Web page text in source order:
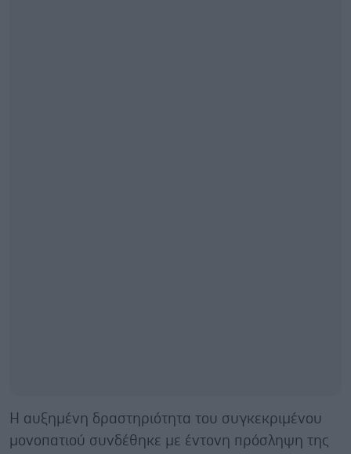
Η αυξημένη δραστηριότητα του συγκεκριμένου
μονοπατιού συνδέθηκε με έντονη πρόσληψη της